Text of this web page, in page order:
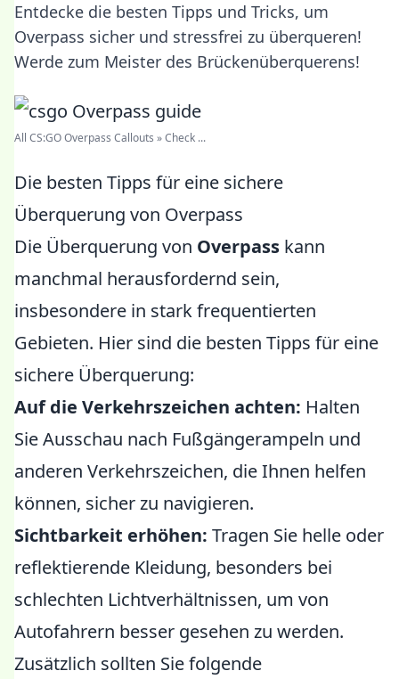
Entdecke die besten Tipps und Tricks, um
Overpass sicher und stressfrei zu überqueren!
Werde zum Meister des Brückenüberquerens!
All CS:GO Overpass Callouts » Check ...
Die besten Tipps für eine sichere
Überquerung von Overpass
Die Überquerung von Overpass kann
manchmal herausfordernd sein,
insbesondere in stark frequentierten
Gebieten. Hier sind die besten Tipps für eine
sichere Überquerung:
Auf die Verkehrszeichen achten: Halten
Sie Ausschau nach Fußgängerampeln und
anderen Verkehrszeichen, die Ihnen helfen
können, sicher zu navigieren.
Sichtbarkeit erhöhen: Tragen Sie helle oder
reflektierende Kleidung, besonders bei
schlechten Lichtverhältnissen, um von
Autofahrern besser gesehen zu werden.
Zusätzlich sollten Sie folgende